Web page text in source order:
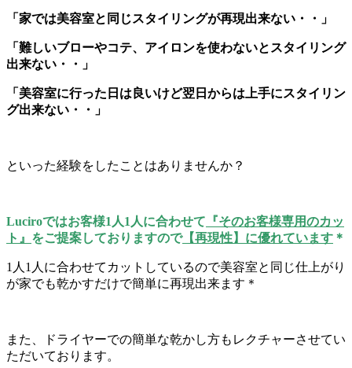
「家では美容室と同じスタイリングが再現出来ない・・」
「難しいブローやコテ、アイロンを使わないとスタイリング
出来ない・・」
「美容室に行った日は良いけど翌日からは上手にスタイリン
グ出来ない・・」
といった経験をしたことはありませんか？
Luciroではお客様1人1人に合わせて 『そのお客様専用のカッ
ト』 をご提案しておりますので【再現性】に優れています ＊
1人1人に合わせてカットしているので美容室と同じ仕上がり
が家でも乾かすだけで簡単に再現出来ます＊
また、ドライヤーでの簡単な乾かし方もレクチャーさせてい
ただいております。